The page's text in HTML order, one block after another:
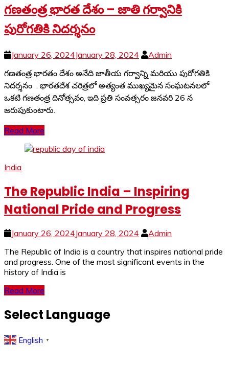
గణతంత్ర భారత దేశం – జాతి గర్వానికి
పురోగతికి నిదర్శనం
January 26, 2024January 28, 2024
Admin
గణతంత్ర భారతం దేశం అనేది జాతీయ గర్వాన్ని మరియు పురోగతికి
నిదర్శనం . భారతదేశ చరిత్రలో అత్యంత ముఖ్యమైన సంఘటనలలో
ఒకటి గణతంత్ర దినోత్సవం, ఇది ప్రతి సంవత్సరం జనవరి 26 న
జరుపుకుంటారు.
Read More
India
The Republic India – Inspiring
National Pride and Progress
January 26, 2024January 28, 2024
Admin
The Republic of India is a country that inspires national pride
and progress. One of the most significant events in the
history of India is
Read More
Select Language
English ▼